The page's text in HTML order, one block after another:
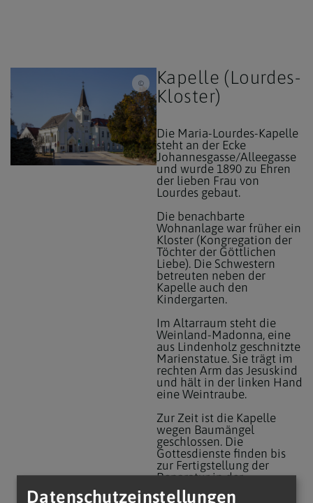
Fotostudio Semrad
Kapelle (Lourdes-
Kloster)
Die Maria-Lourdes-Kapelle
steht an der Ecke
Johannesgasse/Alleegasse
und wurde 1890 zu Ehren
der lieben Frau von
Lourdes gebaut.
Die benachbarte
Wohnanlage war früher ein
Kloster (Kongregation der
Töchter der Göttlichen
Liebe). Die Schwestern
betreuten neben der
Kapelle auch den
Kindergarten.
Im Altarraum steht die
Weinland-Madonna, eine
aus Lindenholz geschnitzte
Marienstatue. Sie trägt im
rechten Arm das Jesuskind
und hält in der linken Hand
eine Weintraube.
Zur Zeit ist die Kapelle
wegen Baumängel
geschlossen. Die
Gottesdienste finden bis
zur Fertigstellung der
Reparatur in der
Pfarrkirche statt.
Datenschutzeinstellungen